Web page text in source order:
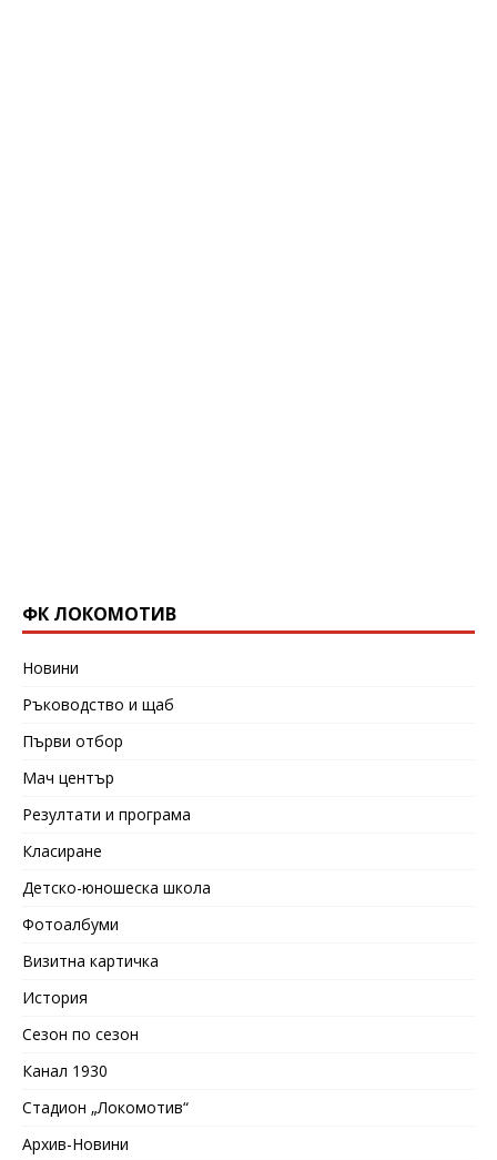
ФК ЛОКОМОТИВ
Новини
Ръководство и щаб
Първи отбор
Мач център
Резултати и програма
Класиране
Детско-юношеска школа
Фотоалбуми
Визитна картичка
История
Сезон по сезон
Канал 1930
Стадион „Локомотив“
Архив-Новини